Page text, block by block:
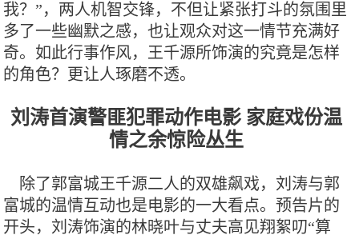
我？”，两人机智交锋，不但让紧张打斗的氛围里
多了一些幽默之感，也让观众对这一情节充满好
奇。如此行事作风，王千源所饰演的究竟是怎样
的角色？更让人琢磨不透。
刘涛首演警匪犯罪动作电影 家庭戏份温
情之余惊险丛生
除了郭富城王千源二人的双雄飙戏，刘涛与郭
富城的温情互动也是电影的一大看点。预告片的
开头，刘涛饰演的林晓叶与丈夫高见翔絮叨“算